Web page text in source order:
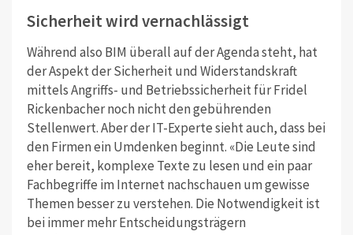
Sicherheit wird vernachlässigt
Während also BIM überall auf der Agenda steht, hat
der Aspekt der Sicherheit und Widerstandskraft
mittels Angriffs- und Betriebssicherheit für Fridel
Rickenbacher noch nicht den gebührenden
Stellenwert. Aber der IT-Experte sieht auch, dass bei
den Firmen ein Umdenken beginnt. «Die Leute sind
eher bereit, komplexe Texte zu lesen und ein paar
Fachbegriffe im Internet nachschauen um gewisse
Themen besser zu verstehen. Die Notwendigkeit ist
bei immer mehr Entscheidungsträgern